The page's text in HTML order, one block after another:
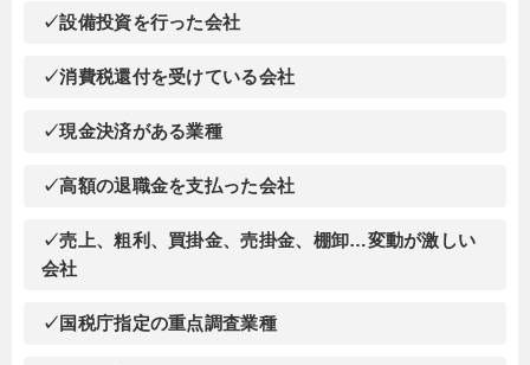
✓設備投資を行った会社
✓消費税還付を受けている会社
✓現金決済がある業種
✓高額の退職金を支払った会社
✓売上、粗利、買掛金、売掛金、棚卸…変動が激しい
会社
✓国税庁指定の重点調査業種